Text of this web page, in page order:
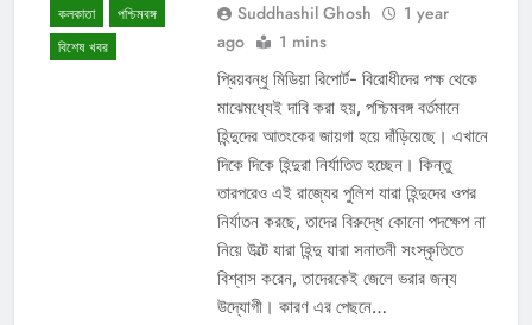
কলকাতা
পশ্চিমবঙ্গ
বিশেষ খবর
Suddhashil Ghosh
1 year
ago
1 mins
প্রিয়বন্ধু মিডিয়া রিপোর্ট- বিরোধীদের পক্ষ থেকে
মাঝেমধ্যেই দাবি করা হয়, পশ্চিমবঙ্গ বর্তমানে
হিন্দুদের আতংকের জায়গা হয়ে দাঁড়িয়েছে। এখানে
দিকে দিকে হিন্দুরা নির্যাতিত হচ্ছেন। কিন্তু
তারপরেও এই রাজ্যের পুলিশ যারা হিন্দুদের ওপর
নির্যাতন করছে, তাদের বিরুদ্ধে কোনো পদক্ষেপ না
নিয়ে উল্টে যারা হিন্দু যারা সনাতনী সংস্কৃতিতে
বিশ্বাস করেন, তাদেরকেই জেলে ভরার জন্য
উদ্যোগী। কারণ এর পেছনে…